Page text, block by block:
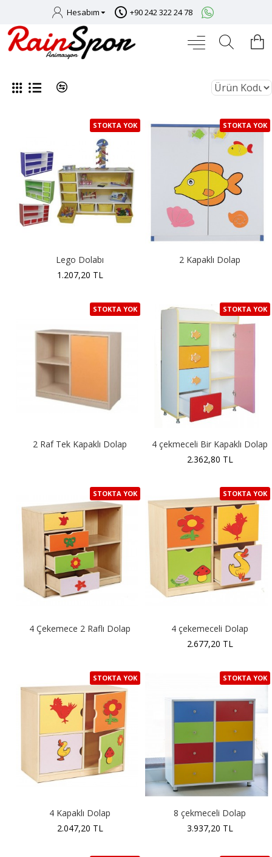
Hesabım +90 242 322 24 78
STOKTA YOK
Lego Dolabı
1.207,20 TL
STOKTA YOK
2 Kapaklı Dolap
STOKTA YOK
2 Raf Tek Kapaklı Dolap
STOKTA YOK
4 çekmeceli Bir Kapaklı Dolap
2.362,80 TL
STOKTA YOK
4 Çekemece 2 Raflı Dolap
STOKTA YOK
4 çekemeceli Dolap
2.677,20 TL
STOKTA YOK
4 Kapaklı Dolap
2.047,20 TL
STOKTA YOK
8 çekmeceli Dolap
3.937,20 TL